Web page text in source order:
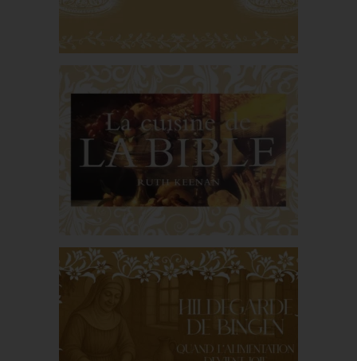
Aux origines du
service : quand les
gestes s’organisent
La cuisine de la Bible
de Ruth Keenan